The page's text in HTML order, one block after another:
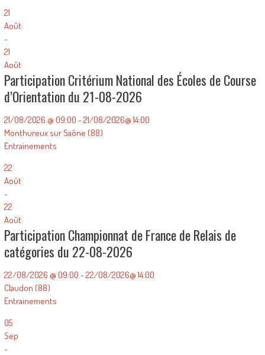
21
Août
-
21
Août
Participation Critérium National des Écoles de Course
d’Orientation du 21-08-2026
21/08/2026 @ 09:00 - 21/08/2026@ 14:00
Monthureux sur Saône (88)
Entrainements
22
Août
-
22
Août
Participation Championnat de France de Relais de
catégories du 22-08-2026
22/08/2026 @ 09:00 - 22/08/2026@ 14:00
Claudon (88)
Entrainements
05
Sep
-